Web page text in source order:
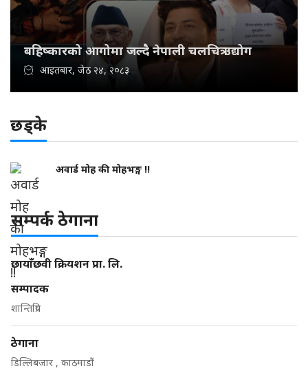
बहिष्कारको आगोमा जल्दै नेपाली चलचित्र उद्योग
आइतबार, जेठ २४, २०८३
छड्के
अवार्ड मोह की मोहभङ्ग !!
सम्पर्क ठेगाना
छायाँछवी क्रियशन प्रा. लि.
सम्पादक
शान्तिप्रिय
ठेगाना
डिल्लिबजार , काठमाडौं